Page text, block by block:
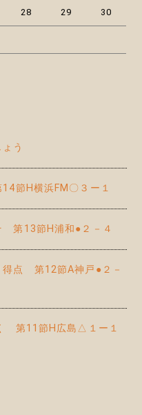
28 29 30
う
節H横浜FM〇３ー１
第13節H浦和●２－４
点 第12節A神戸●２－
第11節H広島△１ー１